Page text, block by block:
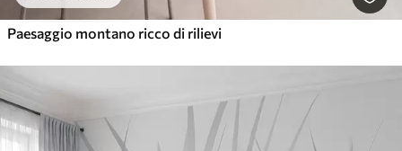
Paesaggio montano ricco di rilievi